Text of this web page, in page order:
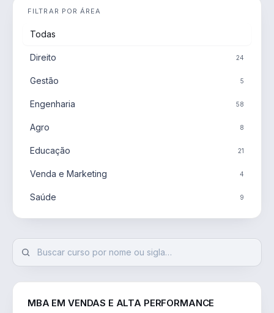
FILTRAR POR ÁREA
Todas
Direito 24
Gestão 5
Engenharia 58
Agro 8
Educação 21
Venda e Marketing 4
Saúde 9
MBA EM VENDAS E ALTA PERFORMANCE